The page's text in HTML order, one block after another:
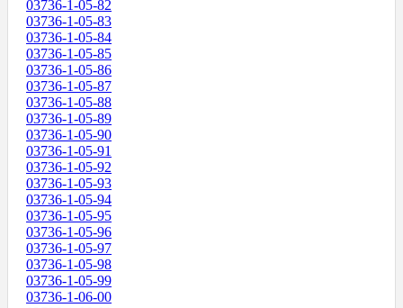
03736-1-05-82
03736-1-05-83
03736-1-05-84
03736-1-05-85
03736-1-05-86
03736-1-05-87
03736-1-05-88
03736-1-05-89
03736-1-05-90
03736-1-05-91
03736-1-05-92
03736-1-05-93
03736-1-05-94
03736-1-05-95
03736-1-05-96
03736-1-05-97
03736-1-05-98
03736-1-05-99
03736-1-06-00